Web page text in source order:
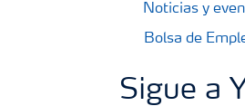
Noticias y
Bolsa de
Sigue a